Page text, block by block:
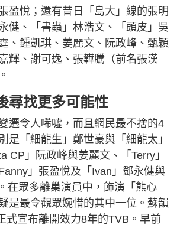
盈悅；還有昔日「島大」線的張明
健、「書蟲」林浩文、「頭皮」吳
、鍾凱琪、姜麗文、阮政峰、甄穎
輝、謝可逸、張韡騰（前名張漢
尋找更多可能性
遷令人唏噓，而且網民最不捨的4
是「細龍生」鄭世豪與「細龍太」
CP」阮政峰與姜麗文、「Terry」
」張盈悅及「Ivan」鄧永健與
在眾多離巢演員中，飾演「熊心
是最令觀眾婉惜的其中一位。蘇韻
式宣布離開效力8年的TVB。早前